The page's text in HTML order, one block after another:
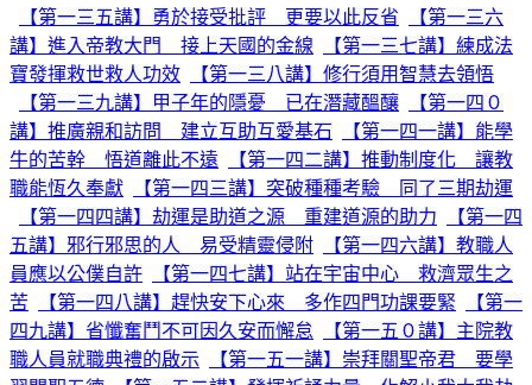
【第一三五講】勇於接受批評 更要以此反省
【第一三六
講】進入帝教大門 接上天國的金線
【第一三七講】練成法
寶發揮救世救人功效
【第一三八講】修行須用智慧去領悟
【第一三九講】甲子年的隱憂 已在潛藏醞釀
【第一四０
講】推廣親和訪問 建立互助互愛基石
【第一四一講】能學
牛的苦幹 悟道離此不遠
【第一四二講】推動制度化 讓教
職能恆久奉獻
【第一四三講】突破種種考驗 同了三期劫運
【第一四四講】劫運是助道之源 重建道源的助力
【第一四
五講】邪行邪思的人 易受精靈侵附
【第一四六講】教職人
員應以公僕自許
【第一四七講】站在宇宙中心 救濟眾生之
苦
【第一四八講】趕快安下心來 多作四門功課要緊
【第一
四九講】省懺奮鬥不可因久安而懈怠
【第一五０講】主院教
職人員就職典禮的啟示
【第一五一講】崇拜關聖帝君 要學